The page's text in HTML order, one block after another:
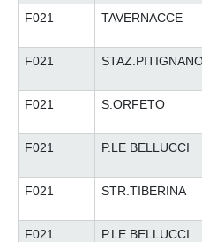
F021 TAVERNACCE
F021
F021 S.ORFETO
F021 P.LE BELLUCCI
F021 STR.TIBERINA
F021
P.LE BELLUCCI